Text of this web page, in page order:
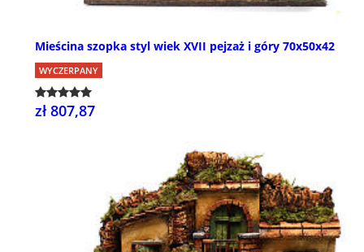
Mieścina szopka styl wiek XVII pejzaż i góry 70x50x42
WYCZERPANY
zł 807,87